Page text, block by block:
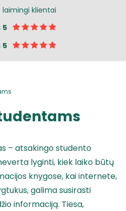
laimingi klientai
5
5
– atsakingo studento
lyginti, kiek laiko būtų
knygose, kai internete,
galima susirasti
informaciją. Tiesa,